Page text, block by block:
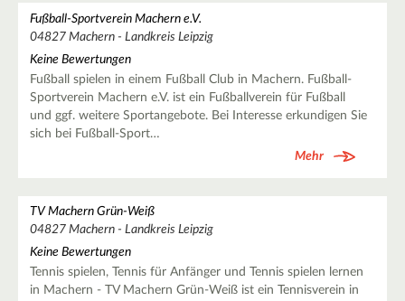
Fußball-Sportverein Machern e.V.
04827 Machern - Landkreis Leipzig
Keine Bewertungen
Fußball spielen in einem Fußball Club in Machern. Fußball-
Sportverein Machern e.V. ist ein Fußballverein für Fußball
und ggf. weitere Sportangebote. Bei Interesse erkundigen Sie
sich bei Fußball-Sport…
Mehr
TV Machern Grün-Weiß
04827 Machern - Landkreis Leipzig
Keine Bewertungen
Tennis spielen, Tennis für Anfänger und Tennis spielen lernen
in Machern - TV Machern Grün-Weiß ist ein Tennisverein in